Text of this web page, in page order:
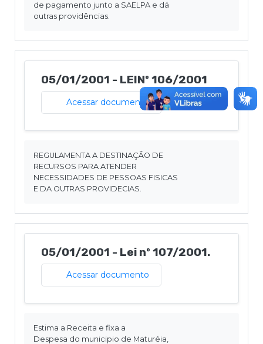
de pagamento junto a SAELPA e dá
outras providências.
05/01/2001 - LEINº 106/2001
Acessar documento
REGULAMENTA A DESTINAÇÃO DE
RECURSOS PARA ATENDER
NECESSIDADES DE PESSOAS FISICAS
E DA OUTRAS PROVIDECIAS.
05/01/2001 - Lei nº 107/2001.
Acessar documento
Estima a Receita e fixa a
Despesa do municipio de Maturéia,